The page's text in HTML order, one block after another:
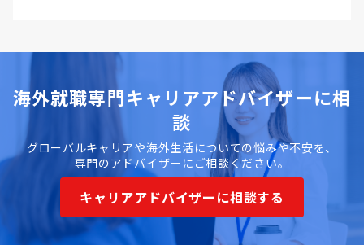
海外就職専門キャリアアドバイザーに相
談
グローバルキャリアや海外生活についての悩みや不安を、
専門のアドバイザーにご相談ください。
キャリアアドバイザーに相談する